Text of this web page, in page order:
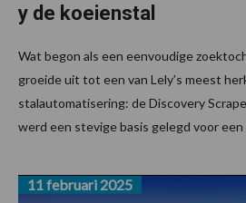
y de koeienstal
Wat begon als een eenvoudige
groeide uit tot een van Lely’s meest
stalautomatisering: de Discovery
werd een stevige basis gelegd voor een
11 februari 2025